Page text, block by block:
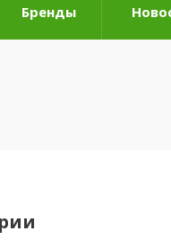
Бренды